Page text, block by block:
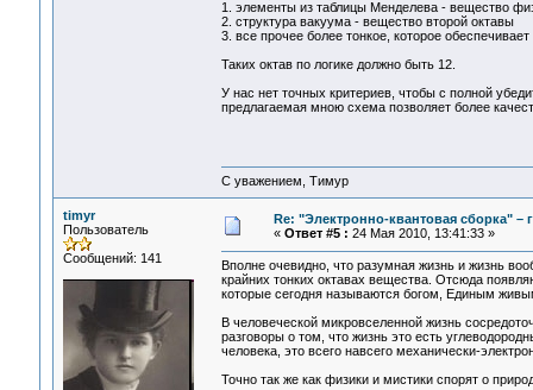
1. элементы из таблицы Менделева - вещество
2. структура вакуума - вещество второй октавы
3. все прочее более тонкое, которое
Таких октав по логике должно быть 12.
У нас нет точных критериев, чтобы с полной
предлагаемая мною схема позволяет более
С уважением, Тимур
timyr
Пользователь
Сообщений: 141
Re: "Электронно-квантовая сборка" –
« Ответ #5 : 24 Мая 2010, 13:41:33 »
Вполне очевидно, что разумная жизнь и жизнь
крайних тонких октавах вещества. Отсюда
которые сегодня называются богом, Единым
В человеческой микровселенной жизнь
разговоры о том, что жизнь это есть
человека, это всего навсего механически-
Точно так же как физики и мистики спорят о